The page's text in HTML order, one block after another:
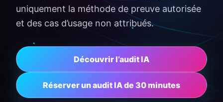
uniquement la méthode de preuve autorisée
et des cas d’usage non attribués.
Découvrir l’audit IA
Réserver un audit IA de 30 minutes